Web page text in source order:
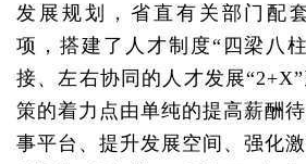
发展规划，省直有关部门配
项，搭建了人才制度“四梁八
接、左右协同的人才发展
策的着力点由单纯的提高薪酬
事平台、提升发展空间、强化